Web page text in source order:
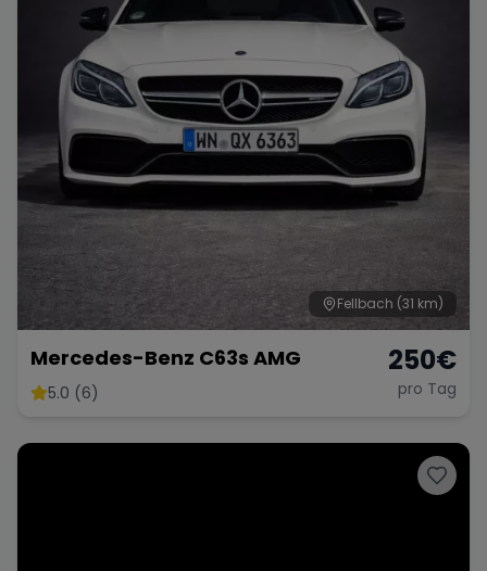
Fellbach (31 km)
Mercedes-Benz C63s AMG
5.0 (6)
250€
pro Tag